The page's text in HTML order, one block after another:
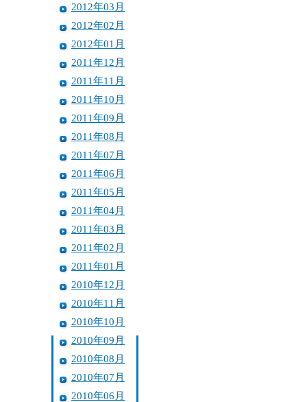
2012年03月
2012年02月
2012年01月
2011年12月
2011年11月
2011年10月
2011年09月
2011年08月
2011年07月
2011年06月
2011年05月
2011年04月
2011年03月
2011年02月
2011年01月
2010年12月
2010年11月
2010年10月
2010年09月
2010年08月
2010年07月
2010年06月